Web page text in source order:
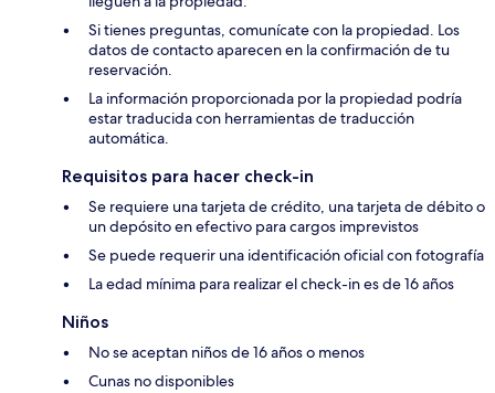
Si tienes preguntas, comunícate con la propiedad. Los
datos de contacto aparecen en la confirmación de tu
reservación.
La información proporcionada por la propiedad podría
estar traducida con herramientas de traducción
automática.
Requisitos para hacer check-in
Se requiere una tarjeta de crédito, una tarjeta de débito o
un depósito en efectivo para cargos imprevistos
Se puede requerir una identificación oficial con fotografía
La edad mínima para realizar el check-in es de 16 años
Niños
No se aceptan niños de 16 años o menos
Cunas no disponibles